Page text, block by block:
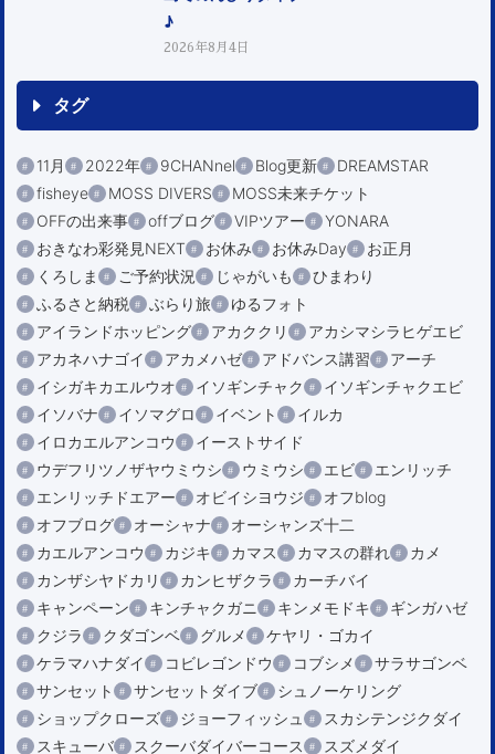
♪
2026年8月4日
タグ
11月 2022年 9CHANnel Blog更新
DREAMSTAR
fisheye
MOSS DIVERS
MOSS未来チケット
OFFの出来事
offブログ VIPツアー
YONARA
おきなわ彩発見NEXT
お休み お休みDay
お正月
くろしま
ご予約状況 じゃがいも
ひまわり
ふるさと納税
ぶらり旅
ゆるフォト
アイランドホッピング
アカククリ
アカシマシラヒゲエビ
アカネハナゴイ
アカメハゼ アドバンス講習
アーチ
イシガキカエルウオ
イソギンチャク
イソギンチャクエビ
イソバナ
イソマグロ イベント
イルカ
イロカエルアンコウ
イーストサイド
ウデフリツノザヤウミウシ
ウミウシ エビ
エンリッチ
エンリッチドエアー
オビイシヨウジ
オフblog
オフブログ
オーシャナ
オーシャンズ十二
カエルアンコウ
カジキ カマス カマスの群れ
カメ
カンザシヤドカリ
カンヒザクラ
カーチバイ
キャンペーン
キンチャクガニ キンメモドキ
ギンガハゼ
クジラ
クダゴンベ グルメ
ケヤリ・ゴカイ
ケラマハナダイ
コビレゴンドウ コブシメ
サラサゴンベ
サンセット
サンセットダイブ
シュノーケリング
ショップクローズ
ジョーフィッシュ
スカシテンジクダイ
スキューバ
スクーバダイバーコース スズメダイ